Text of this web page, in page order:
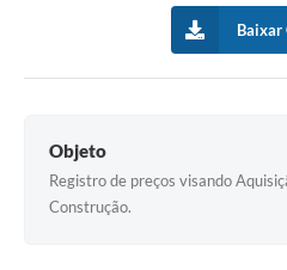
Baixar
Objeto
Registro de preços visando
Construção.